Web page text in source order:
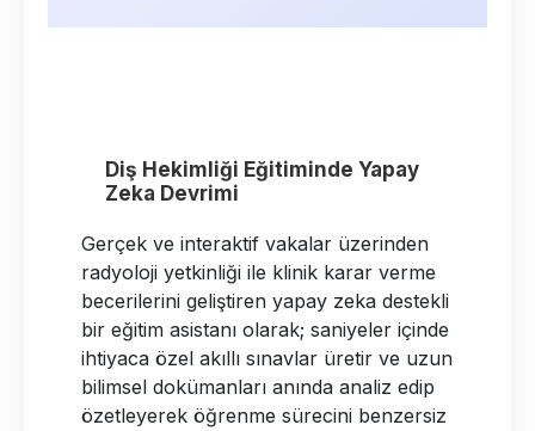
Diş Hekimliği Eğitiminde Yapay
Zeka Devrimi
Gerçek ve interaktif vakalar üzerinden
radyoloji yetkinliği ile klinik karar verme
becerilerini geliştiren yapay zeka destekli
bir eğitim asistanı olarak; saniyeler içinde
ihtiyaca özel akıllı sınavlar üretir ve uzun
bilimsel dokümanları anında analiz edip
özetleyerek öğrenme sürecini benzersiz